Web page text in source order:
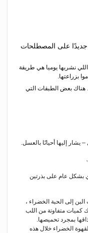
على المصطلحات
نشربها يوميا هي طريقة
بزراعتها.
بعض الطبقات التي
يشار إليها أحيانًا بالعسل.
بشكل عام على بذرتين
إلى الحبة الخضراء ،
كميات متفاوتة من اللب
بمجرد تحميصها.
الخضراء خلال هذه